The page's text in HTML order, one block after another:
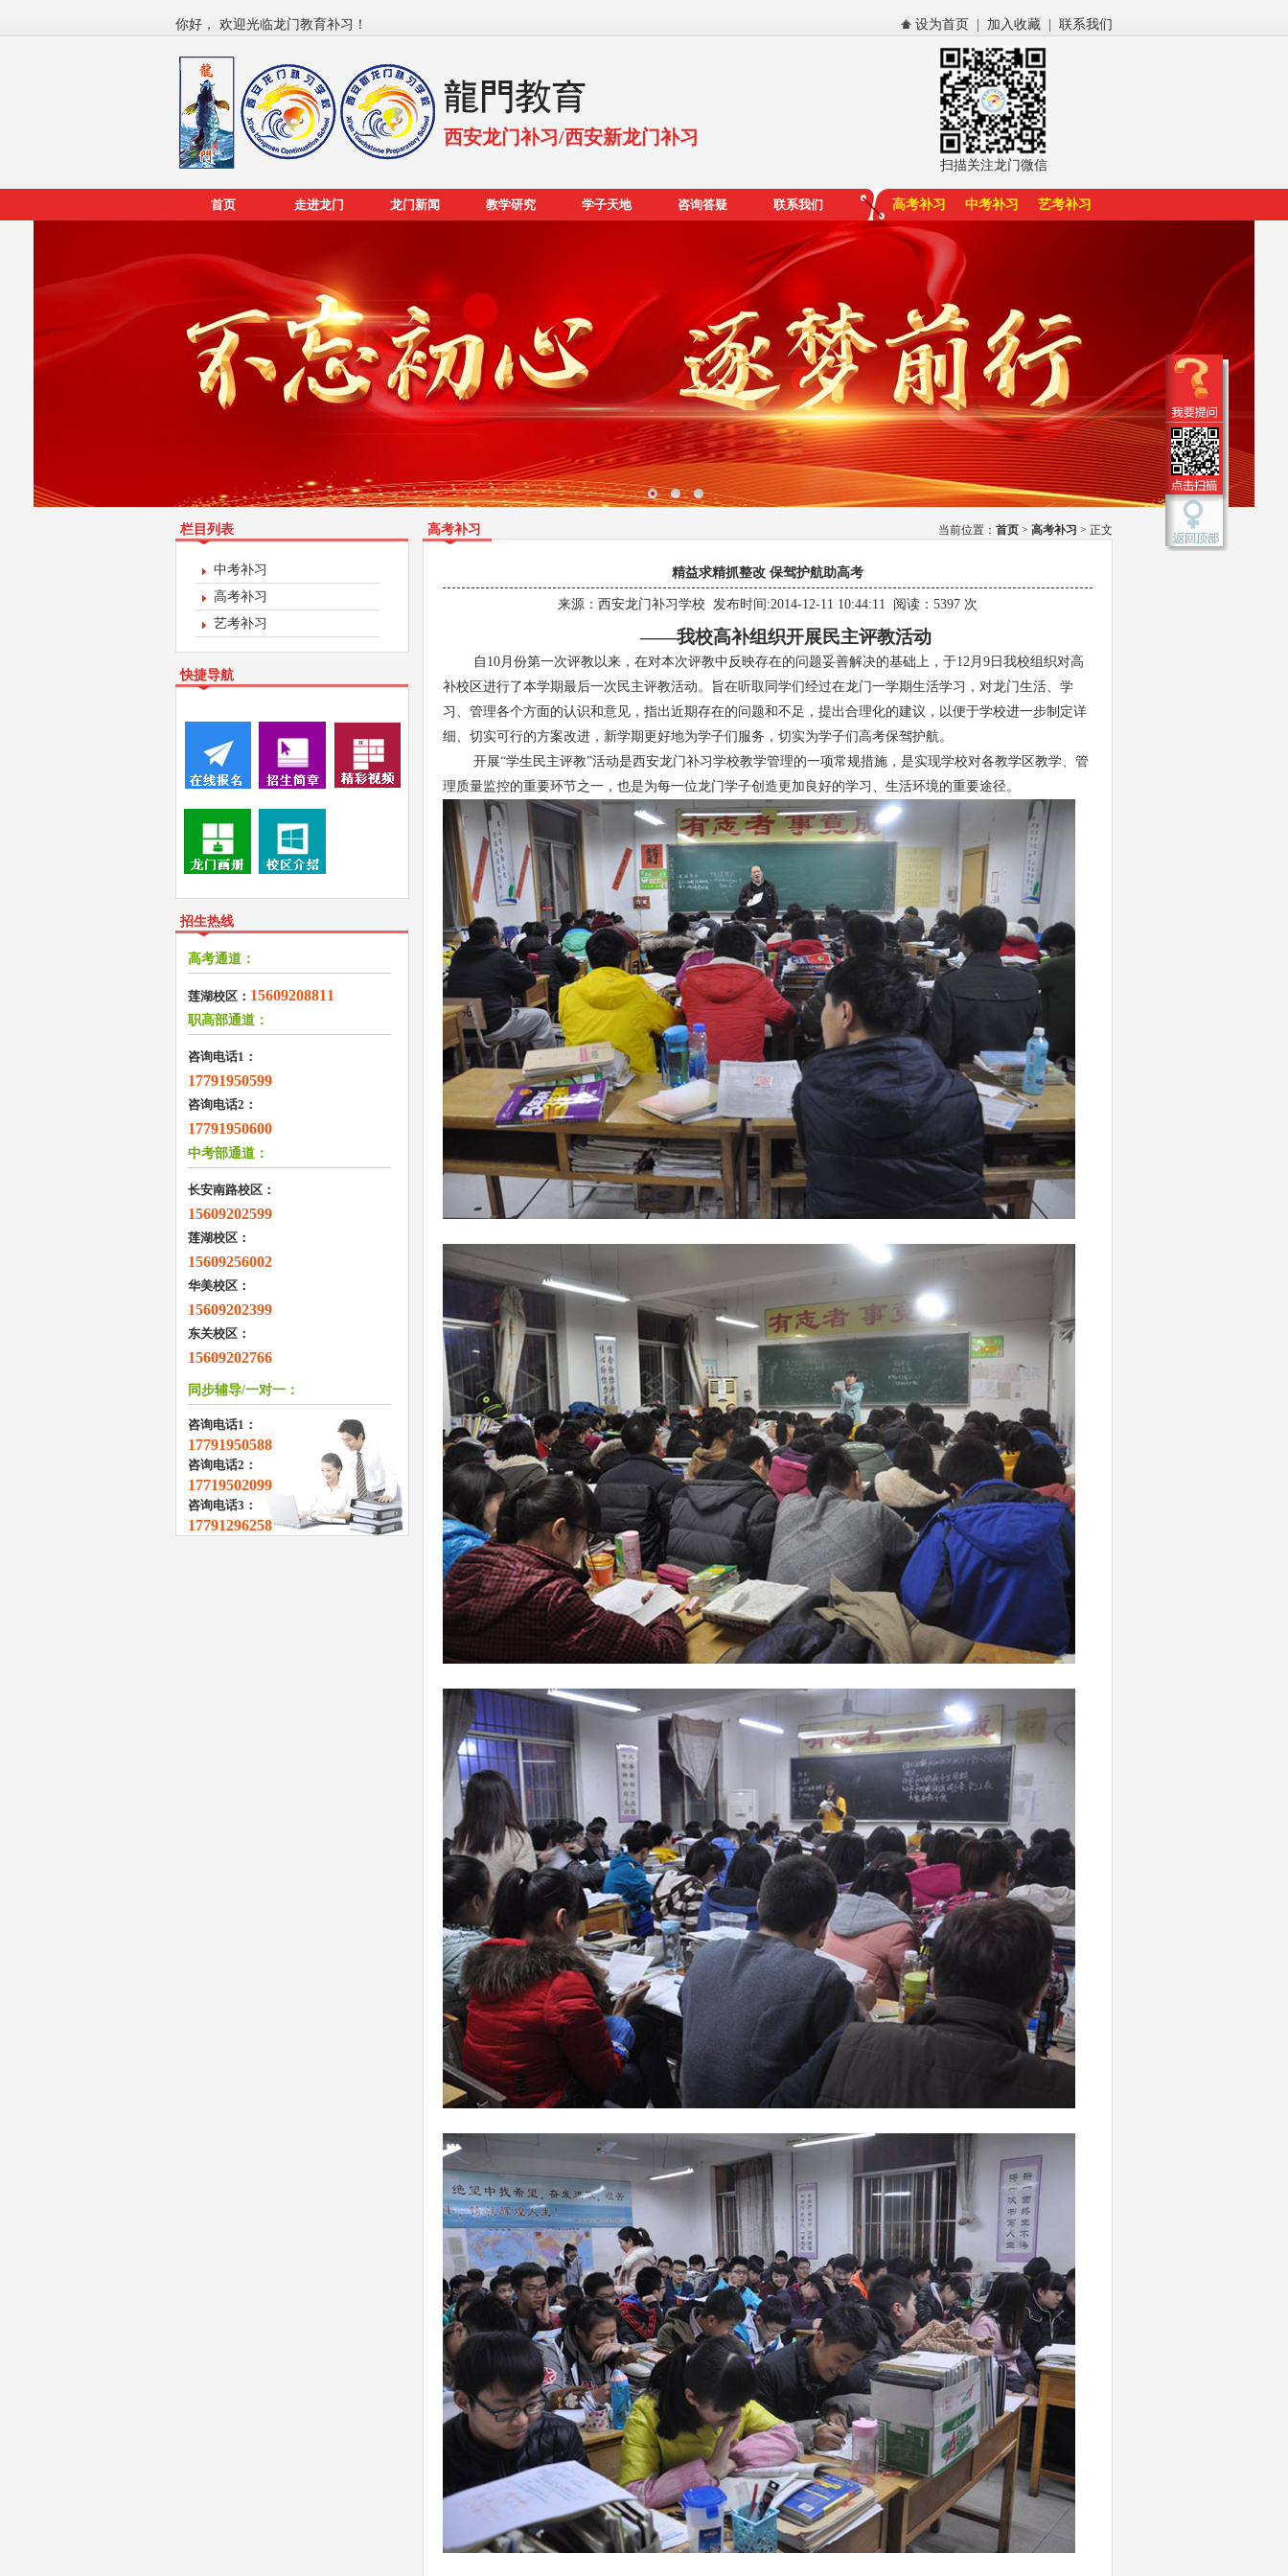
你好， 欢迎光临龙门教育补习！ 设为首页 加入收藏 联系我们
西安龙门补习/西安新龙门补习
扫描关注龙门微信
首页 走进龙门 龙门新闻 教学研究 学子天地 咨询答疑 联系我们 高考补习 中考补习 艺考补习
栏目列表
中考补习
高考补习
艺考补习
快捷导航
招生热线
高考通道：
莲湖校区： 15609208811
职高部通道：
咨询电话1：
17791950599
咨询电话2：
17791950600
中考部通道：
长安南路校区：
15609202599
莲湖校区：
15609256002
华美校区：
15609202399
东关校区：
15609202766
同步辅导/一对一：
咨询电话1：
17791950588
咨询电话2：
17719502099
咨询电话3：
17791296258
高考补习 当前位置： 首页 > 高考补习 > 正文
精益求精抓整改 保驾护航助高考
来源： 西安龙门补习学校 发布时间:2014-12-11 10:44:11 阅读：5397 次
——我校高补组织开展民主评教活动
自 10月份第一次评教以来，在对本次评教中反映存在的问题妥善解决的基础上，于12月 9 日我校组织对高
补校区进行了本学期最后一次民主评教活动。旨在听取同学们经过在龙门一学期生活学习，对龙门生活、学
习、管理各个方面的认识和意见，指出近期存在的问题和不足，提出合理化的建议，以便于学校进一步制定详
细、切实可行的方案改进，新学期更好地为学子们服务，切实为学子们高考保驾护航。
开展“学生民主评教”活动是西安龙门补习学校教学管理的一项常规措施，是实现学校对各教学区教学、管
理质量监控的重要环节之一，也是为每一位龙门学子创造更加良好的学习、生活环境的重要途径。